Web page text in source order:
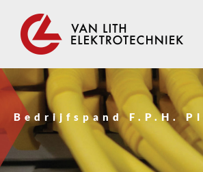
inhoud
Bedrijfspand F.P.H.